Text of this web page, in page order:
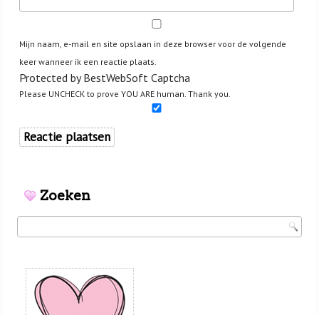
Mijn naam, e-mail en site opslaan in deze browser voor de volgende
keer wanneer ik een reactie plaats.
Protected by BestWebSoft Captcha
Please UNCHECK to prove YOU ARE human. Thank you.
Zoeken